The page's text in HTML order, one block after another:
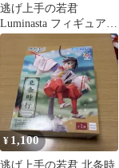
逃げ上手の若君
Luminasta フィギュア
北条時行 2点セット!!
¥ 1,100
逃げ上手の若君 北条時